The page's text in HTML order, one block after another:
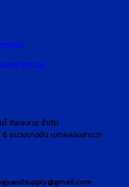
กรรม
อุตสาหกรรม
ด์ ซัพพลาย จำกัด
แขวงบางชัน เขตคลองสามวา